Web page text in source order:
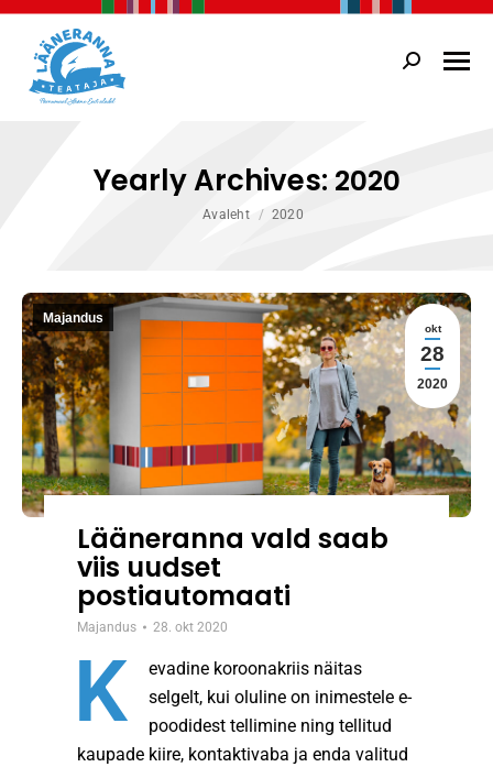
Search:
Yearly Archives: 2020
Avaleht 2020
okt
28
2020
Majandus
Lääneranna vald saab
viis uudset
postiautomaati
Majandus 28. okt 2020
K
evadine koroonakriis näitas
selgelt, kui oluline on inimestele e-
poodidest tellimine ning tellitud
kaupade kiire, kontaktivaba ja enda valitud